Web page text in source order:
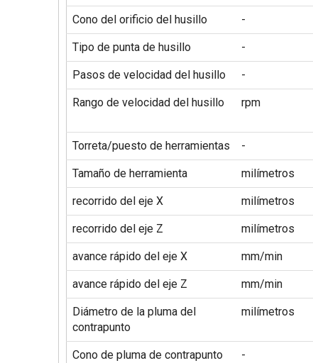
Cono del orificio del husillo -
Tipo de punta de husillo -
Pasos de velocidad del husillo -
Rango de velocidad del husillo rpm
Torreta/puesto de herramientas -
Tamaño de herramienta milímetros
recorrido del eje X milímetros
recorrido del eje Z milímetros
avance rápido del eje X mm/min
avance rápido del eje Z mm/min
Diámetro de la pluma del
contrapunto
milímetros
Cono de pluma de contrapunto -